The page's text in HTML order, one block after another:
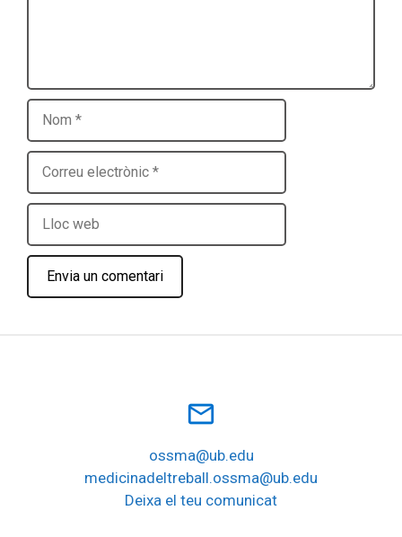
Nom
Correu
electrònic
Lloc
web
mail_outline
ossma@ub.edu
medicinadeltreball.ossma@ub.edu
Deixa el teu comunicat